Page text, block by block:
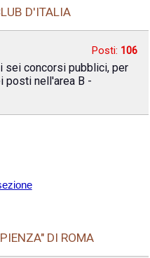
D'ITALIA
Posti: 106
sei concorsi pubblici, per
posti nell'area B -
DI ROMA